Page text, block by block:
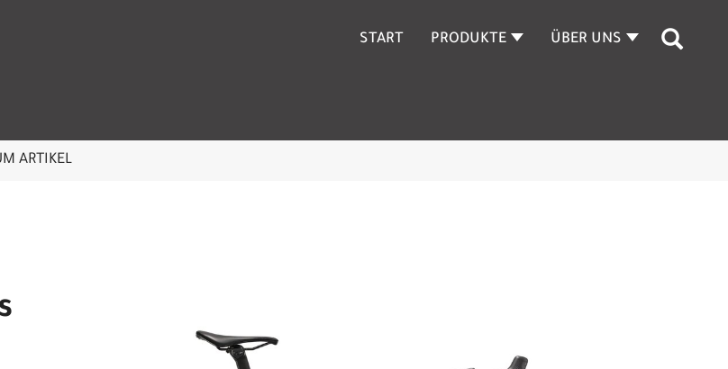
START PRODUKTE ÜBER UNS
ARTIKEL